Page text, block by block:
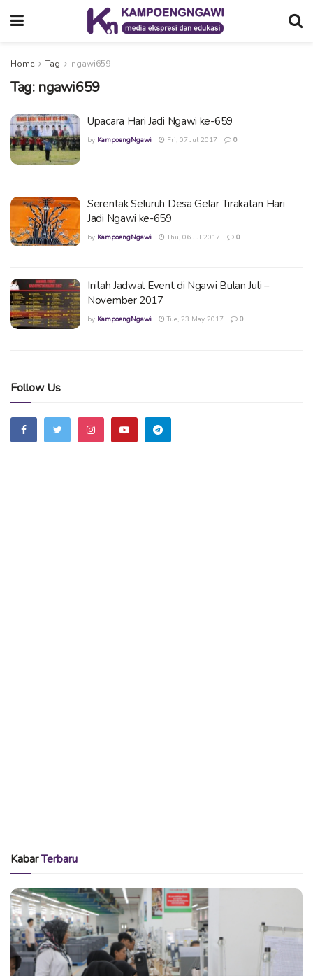
Home Tag ngawi659
Tag: ngawi659
Upacara Hari Jadi Ngawi ke-659
by KampoengNgawi Fri, 07 Jul 2017 0
Serentak Seluruh Desa Gelar Tirakatan Hari
Jadi Ngawi ke-659
by KampoengNgawi Thu, 06 Jul 2017 0
Inilah Jadwal Event di Ngawi Bulan Juli –
November 2017
by KampoengNgawi Tue, 23 May 2017 0
Follow Us
KabarTerbaru